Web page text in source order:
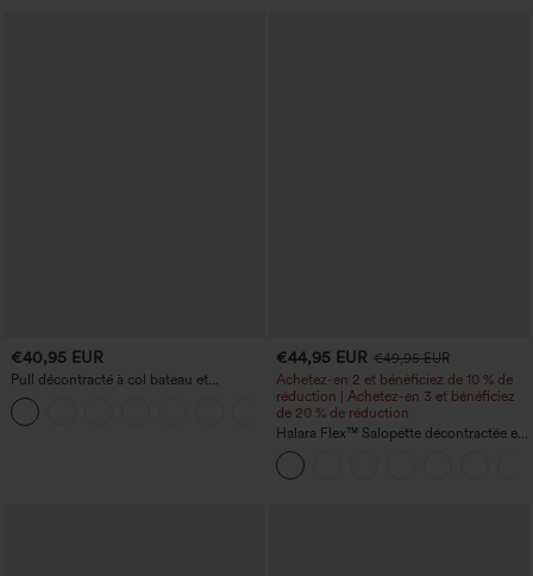
€40,95 EUR
Pull décontracté à col bateau et
manches chauve-souris
+1
€44,95 EUR €49,95 EUR
Achetez-en 2 et bénéficiez de 10 % de
réduction | Achetez-en 3 et bénéficiez
de 20 % de réduction
Halara Flex™ Salopette décontractée en
denim lavé à encolure en V avec poche